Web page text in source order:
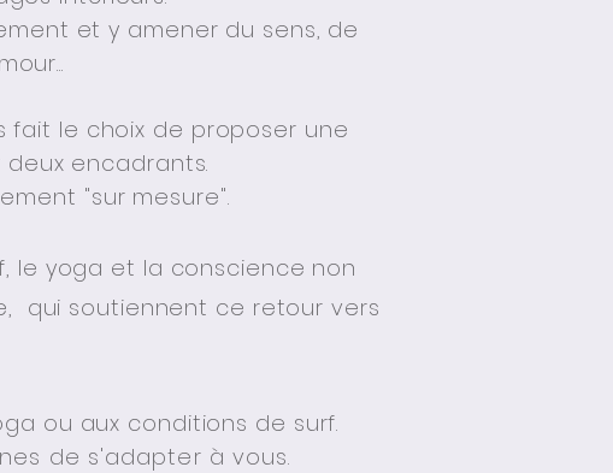
et y amener du sens, de
fait le choix de proposer une
encadrants.
"sur mesure".
le yoga et la conscience non
qui soutiennent ce retour vers
ou aux conditions de surf.
de s'adapter à vous.